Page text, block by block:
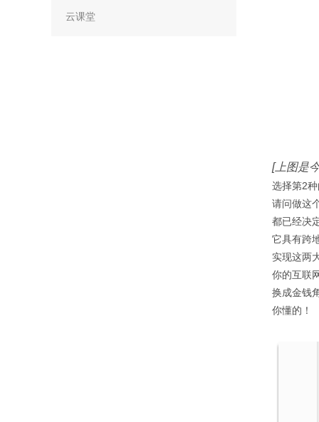
[上图是
选择第2
请问做这
都已经决
它具有跨
实现这两
你的互联
换成金钱
你懂的！
云课堂